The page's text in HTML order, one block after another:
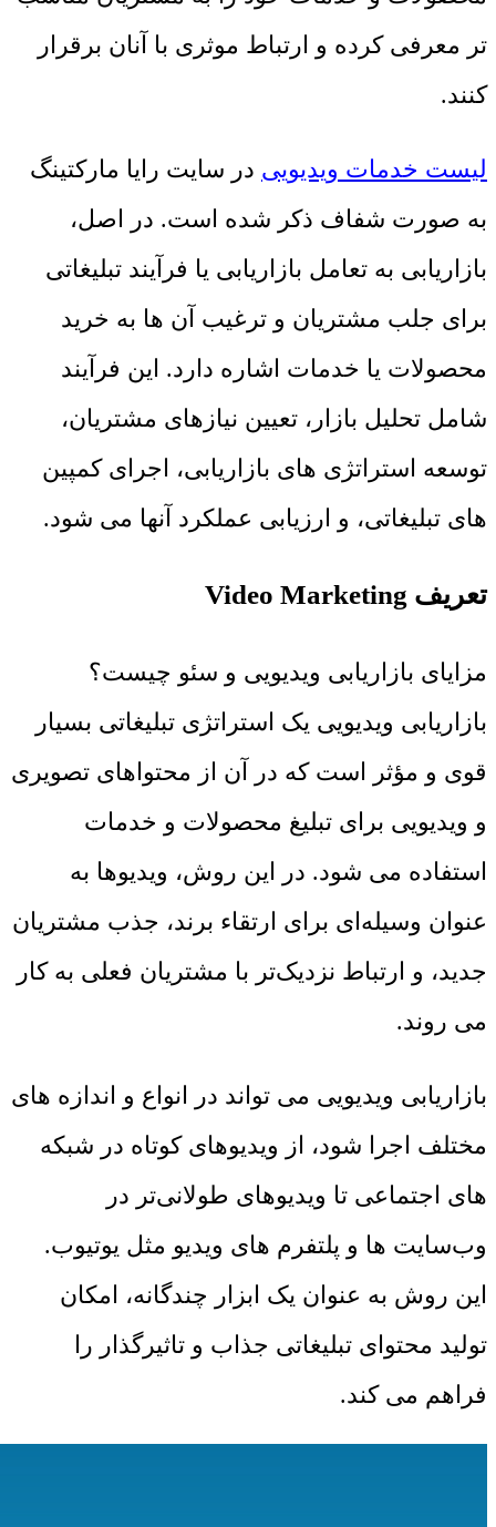
تر معرفی کرده و ارتباط موثری با آنان برقرار
کنند.
لیست خدمات ویدیویی در سایت رایا مارکتینگ
به صورت شفاف ذکر شده است. در اصل،
بازاریابی به تعامل بازاریابی یا فرآیند تبلیغاتی
برای جلب مشتریان و ترغیب آن ها به خرید
محصولات یا خدمات اشاره دارد. این فرآیند
شامل تحلیل بازار، تعیین نیازهای مشتریان،
توسعه استراتژی های بازاریابی، اجرای کمپین
های تبلیغاتی، و ارزیابی عملکرد آنها می شود.
تعریف Video Marketing
مزایای بازاریابی ویدیویی و سئو چیست؟
بازاریابی ویدیویی یک استراتژی تبلیغاتی بسیار
قوی و مؤثر است که در آن از محتواهای تصویری
و ویدیویی برای تبلیغ محصولات و خدمات
استفاده می شود. در این روش، ویدیوها به
عنوان وسیله‌ای برای ارتقاء برند، جذب مشتریان
جدید، و ارتباط نزدیک‌تر با مشتریان فعلی به کار
می روند.
بازاریابی ویدیویی می تواند در انواع و اندازه های
مختلف اجرا شود، از ویدیوهای کوتاه در شبکه
های اجتماعی تا ویدیوهای طولانی‌تر در
وب‌سایت ها و پلتفرم های ویدیو مثل یوتیوب.
این روش به عنوان یک ابزار چندگانه، امکان
تولید محتوای تبلیغاتی جذاب و تاثیرگذار را
فراهم می کند.